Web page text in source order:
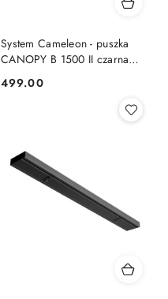
System Cameleon - puszka
CANOPY B 1500 II czarna
podłużna - Nowodvorski
Lighting
Cena:
499.00